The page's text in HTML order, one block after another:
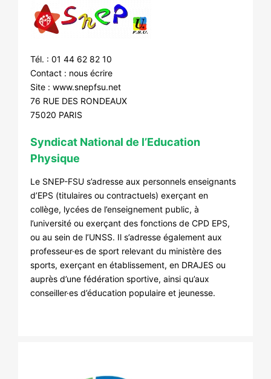
Tél. : 01 44 62 82 10
Contact : nous écrire
Site : www.snepfsu.net
76 RUE DES RONDEAUX
75020 PARIS
Syndicat National de l’Education
Physique
Le SNEP-FSU s’adresse aux personnels enseignants
d’EPS (titulaires ou contractuels) exerçant en
collège, lycées de l’enseignement public, à
l’université ou exerçant des fonctions de CPD EPS,
ou au sein de l’UNSS. Il s’adresse également aux
professeur·es de sport relevant du ministère des
sports, exerçant en établissement, en DRAJES ou
auprès d’une fédération sportive, ainsi qu’aux
conseiller·es d’éducation populaire et jeunesse.